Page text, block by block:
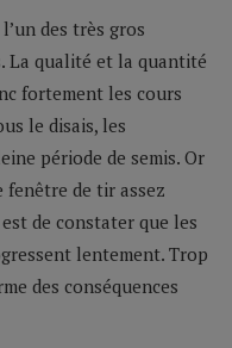
des très gros
La qualité et la quantité
fortement les cours
le disais, les
période de semis. Or
fenêtre de tir assez
de constater que les
lentement. Trop
des conséquences